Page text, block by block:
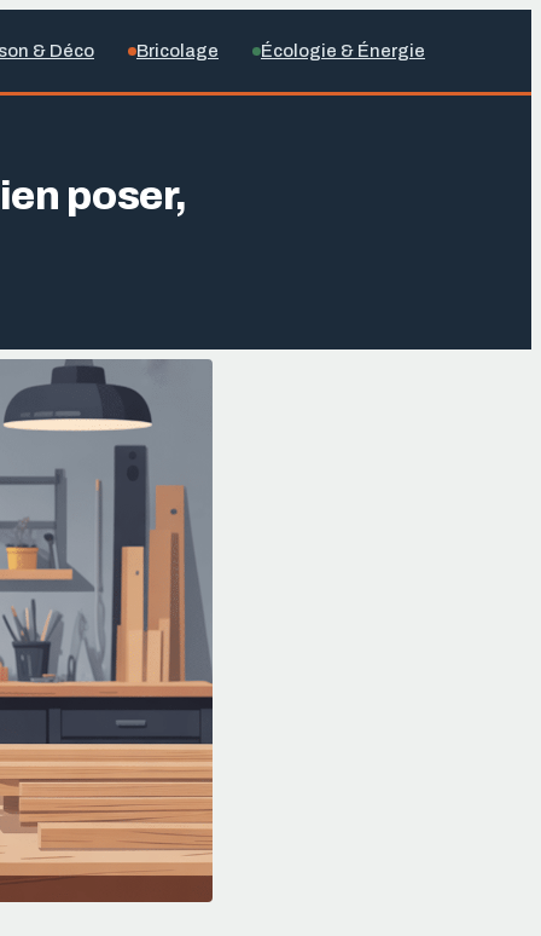
& Déco Bricolage Écologie & Énergie
poser,